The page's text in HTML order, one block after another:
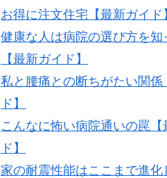
お得に注文住宅【最新ガイド
健康な人は病院の選び方を知
【最新ガイド】
私と腰痛との断ちがたい関係
ド】
こんなに怖い病院通いの罠【
ド】
家の耐震性能はここまで進化